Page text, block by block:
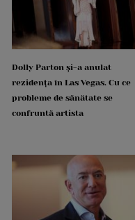
Dolly Parton și-a anulat
rezidența în Las Vegas. Cu ce
probleme de sănătate se
confruntă artista